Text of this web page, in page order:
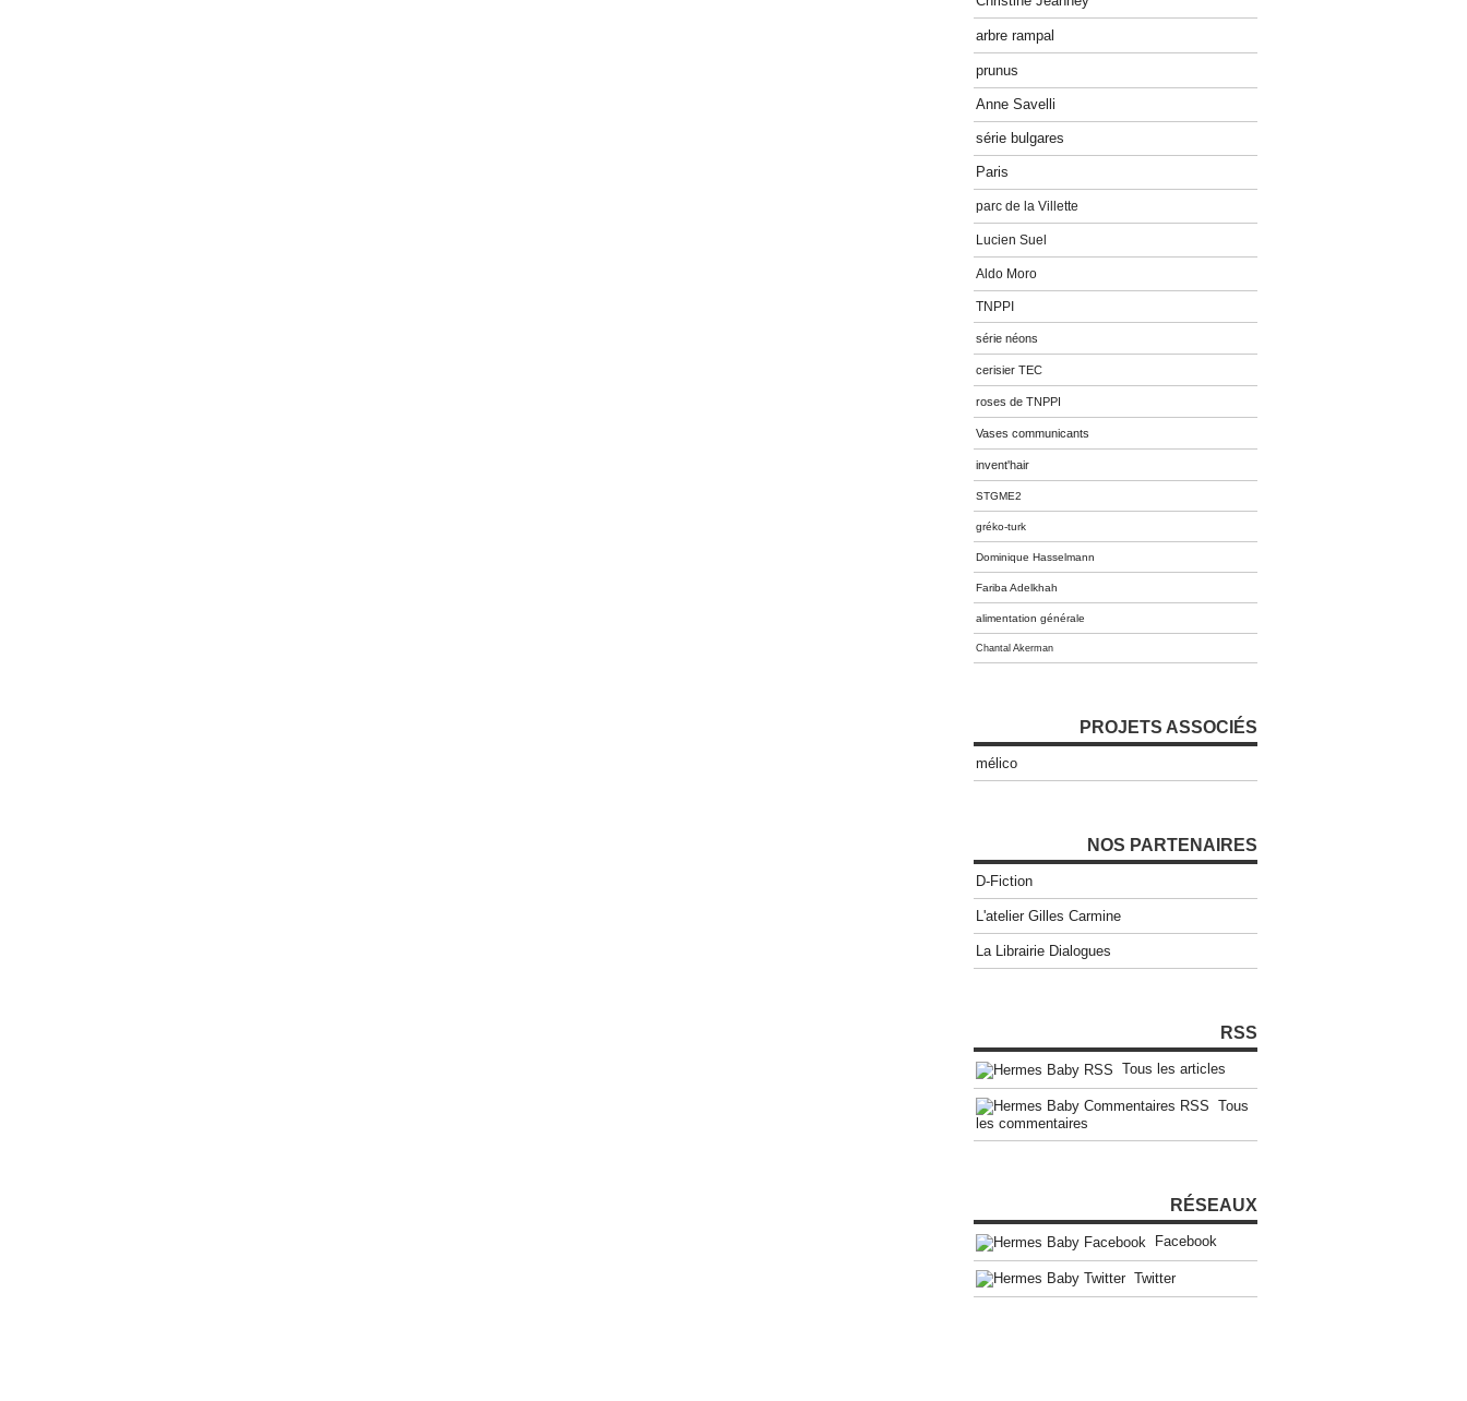
arbre rampal
prunus
Anne Savelli
série bulgares
Paris
parc de la Villette
Lucien Suel
Aldo Moro
TNPPI
série néons
cerisier TEC
roses de TNPPI
Vases communicants
invent'hair
STGME2
gréko-turk
Dominique Hasselmann
Fariba Adelkhah
alimentation générale
Chantal Akerman
PROJETS ASSOCIÉS
mélico
NOS PARTENAIRES
D-Fiction
L'atelier Gilles Carmine
La Librairie Dialogues
RSS
Tous les articles
Tous
les commentaires
RÉSEAUX
Facebook
Twitter